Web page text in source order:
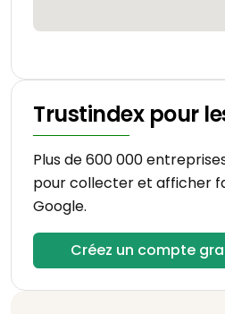
Trustindex pour
Plus de 600 000
pour collecter et afficher
Google.
Créez un compte